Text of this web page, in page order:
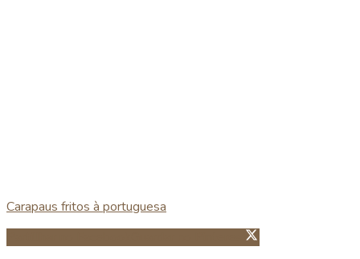
Carapaus fritos à portuguesa
Guardar no Pinterest